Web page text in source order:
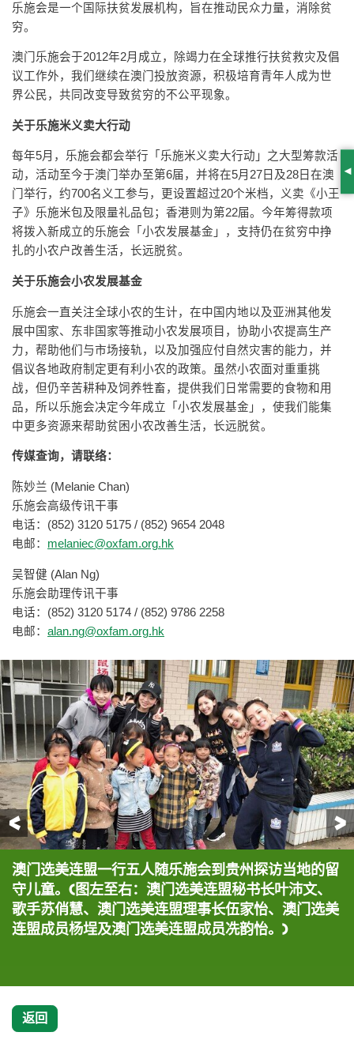
乐施会是一个国际扶贫发展机构，旨在推动民众力量，消除贫
穷。
澳门乐施会于2012年2月成立，除竭力在全球推行扶贫救灾及倡
议工作外，我们继续在澳门投放资源，积极培育青年人成为世
界公民，共同改变导致贫穷的不公平现象。
关于乐施米义卖大行动
每年5月，乐施会都会举行「乐施米义卖大行动」之大型筹款活
动，活动至今于澳门举办至第6届，并将在5月27日及28日在澳
门举行，约700名义工参与，更设置超过20个米档，义卖《小王
子》乐施米包及限量礼品包；香港则为第22届。今年筹得款项
将拨入新成立的乐施会「小农发展基金」，支持仍在贫穷中挣
扎的小农户改善生活，长远脱贫。
关于乐施会小农发展基金
乐施会一直关注全球小农的生计，在中国内地以及亚洲其他发
展中国家、东非国家等推动小农发展项目，协助小农提高生产
力，帮助他们与市场接轨，以及加强应付自然灾害的能力，并
倡议各地政府制定更有利小农的政策。虽然小农面对重重挑
战，但仍辛苦耕种及饲养牲畜，提供我们日常需要的食物和用
品，所以乐施会决定今年成立「小农发展基金」，使我们能集
中更多资源来帮助贫困小农改善生活，长远脱贫。
传媒查询，请联络：
陈妙兰 (Melanie Chan)
乐施会高级传讯干事
电话：(852) 3120 5175 / (852) 9654 2048
电邮： melaniec@oxfam.org.hk
吴智健 (Alan Ng)
乐施会助理传讯干事
电话：(852) 3120 5174 / (852) 9786 2258
电邮： alan.ng@oxfam.org.hk
前一页
澳门选美连盟一行五人随乐施会到贵州探访当地的留
守儿童。(图左至右：澳门选美连盟秘书长叶沛文、
歌手苏俏慧、澳门选美连盟理事长伍家怡、澳门选美
连盟成员杨埕及澳门选美连盟成员冼韵怡。)
澳门选美连盟一行五人随乐施会到贵州探访当地的留
守儿童。(图左至右：澳门选美连盟秘书长叶沛文、
歌手苏俏慧、澳门选美连盟理事长伍家怡、澳门选美
连盟成员杨埕及澳门选美连盟成员冼韵怡。)
澳门选美连盟及歌手苏俏慧与当地贵州农村学生一起
上课。
澳门选美连盟与歌手苏俏慧一起支持5月27、28日在
澳门举行的「乐施米义卖大行动」。 (图左至右：澳
门选美连盟成员冼韵怡及杨埕、歌手苏俏慧、澳门选
美连盟理事长伍家怡及澳门选美连盟秘书长叶沛
返回